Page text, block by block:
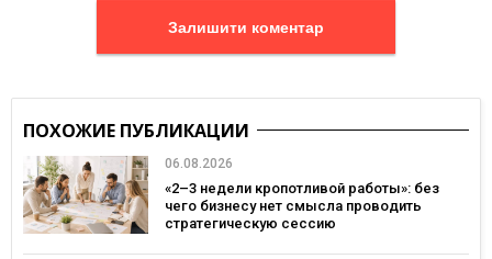
Залишити коментар
ПОХОЖИЕ ПУБЛИКАЦИИ
06.08.2026
«2–3 недели кропотливой работы»: без
чего бизнесу нет смысла проводить
стратегическую сессию